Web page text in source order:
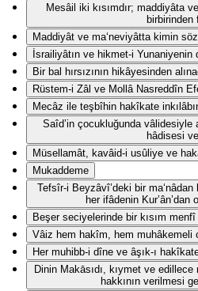
Mesâil iki kısımdır; maddiyâta
birbirinden
Maddiyât ve ma‘neviyâtta kimin
İsrailiyâtın ve hikmet-i Yunaniyenin
Bir bal hırsızının hikâyesinden
Rüstem-i Zâl ve Mollâ Nasreddîn
Mecâz ile teşbîhin hakîkate
Saîd’in çocukluğunda vâlidesiyle
hâdisesi
Müsellamât, kavâid-i usûliye ve
Mukaddeme
Tefsîr-i Beyzâvî’deki bir
her ifâdenin Kur’ân’dan
Beşer seciyelerinde bir kısım
Vâiz hem hakîm, hem muhâkemeli
Her muhibb-i dîne ve âşık-ı
Dinin Makāsıdı, kıymet ve
hakkının verilmesi